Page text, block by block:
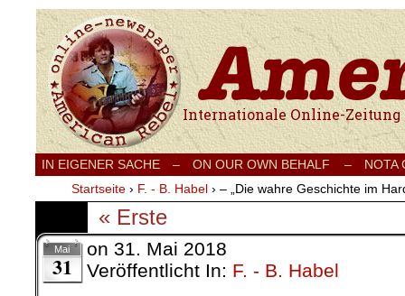
Internationale Onlinezeitung für Frieden,
IN EIGENER SACHE – ON OUR OWN BEHALF –
NOTA
Startseite › F. - B. Habel › – „Die wahre Geschichte im
« Erste
Mai
31
on 31. Mai 2018
Veröffentlicht In: F. - B. Habel